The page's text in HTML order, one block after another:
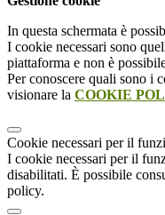
In questa schermata è
I cookie necessari sono
piattaforma e non è
Per conoscere quali sono i
visionare la COOKIE
Cookie necessari per il
I cookie necessari per il
disabilitati. È possibile
policy.